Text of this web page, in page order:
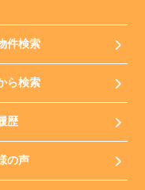
件検索
ら検索
歴
の声